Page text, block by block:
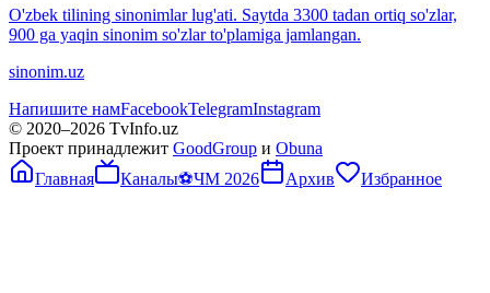
O'zbek tilining sinonimlar lug'ati. Saytda 3300 tadan ortiq so'zlar,
900 ga yaqin sinonim so'zlar to'plamiga jamlangan.
sinonim.uz
Напишите намFacebookTelegramInstagram
© 2020–2026 TvInfo.uz
Проект принадлежит GoodGroup и Obuna
Главная
Каналы⚽ЧМ 2026 Архив Избранное